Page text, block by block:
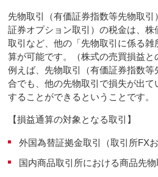
先物取引（有価証券指数等先物取
証券オプション取引）の税金は、
取引など、他の「先物取引に係る雑
算が可能です。（株式の売買損益と
例えば、先物取引（有価証券指数
合でも、他の先物取引で損失が出
することができるということです。
【損益通算の対象となる取引】
外国為替証拠金取引（取引所FX
国内商品取引所における商品先物